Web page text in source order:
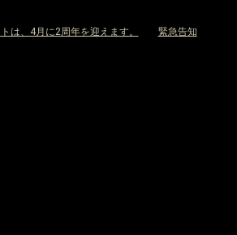
は、4月に2周年を迎えます。 緊急告知